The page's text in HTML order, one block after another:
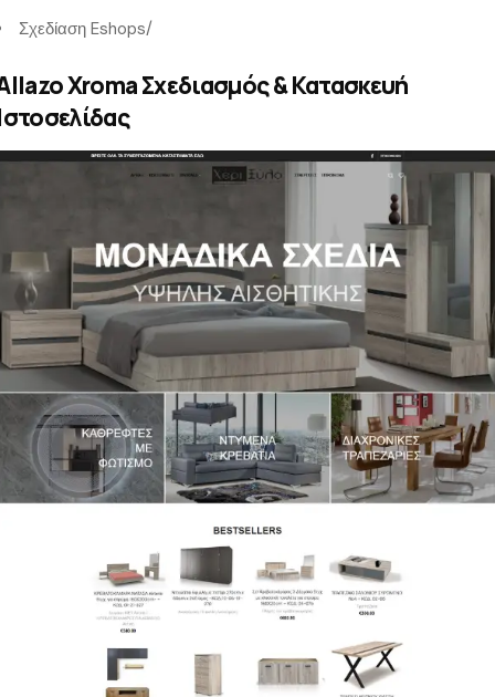
Σχεδίαση Eshops/
Xroma Σχεδιασμός & Κατασκευή